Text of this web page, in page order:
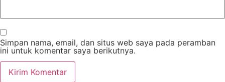
Simpan nama, email, dan situs web saya pada peramban
ini untuk komentar saya berikutnya.